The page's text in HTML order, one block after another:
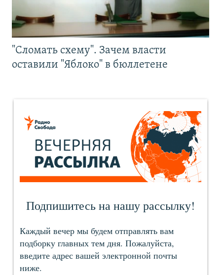
"Сломать схему". Зачем власти
оставили "Яблоко" в бюллетене